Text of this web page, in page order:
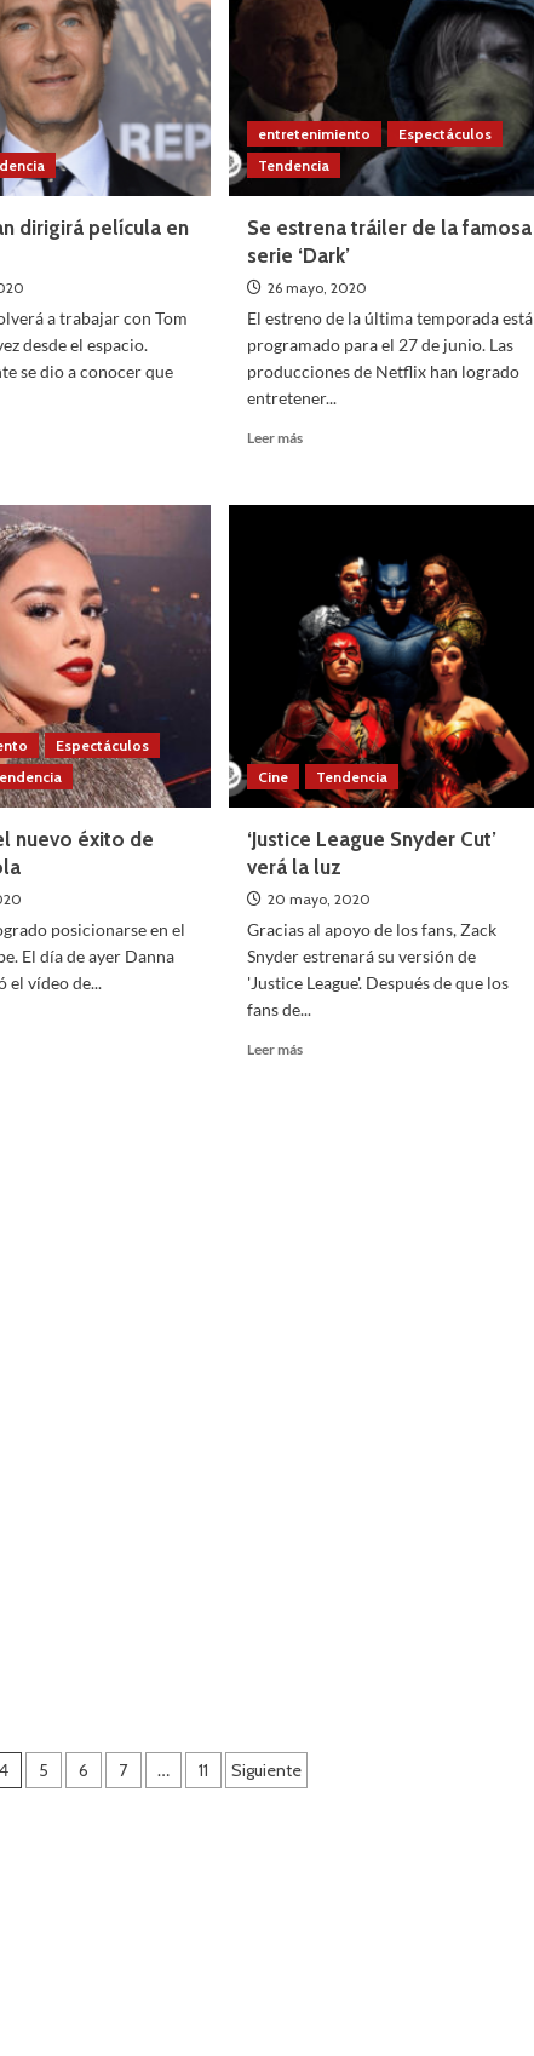
‘Cantinflas’
dirigirá película en
a trabajar con Tom
desde el espacio.
se dio a conocer que
entretenimiento
Espectáculos
Tendencia
Se estrena tráiler de la famosa
serie ‘Dark’
26 mayo, 2020
El estreno de la última temporada está
programado para el 27 de junio. Las
producciones de Netflix han logrado
entretener...
Leer másLeer
Se
famosa
serie
‘Dark’
Espectáculos
nuevo éxito de
posicionarse en el
El día de ayer Danna
el vídeo de...
Cine Tendencia
‘Justice League Snyder Cut’
verá la luz
20 mayo, 2020
Gracias al apoyo de los fans, Zack
Snyder estrenará su versión de
'Justice League'. Después de que los
fans de...
Leer másLeer
4 5 6 7 … 11 Siguiente
película